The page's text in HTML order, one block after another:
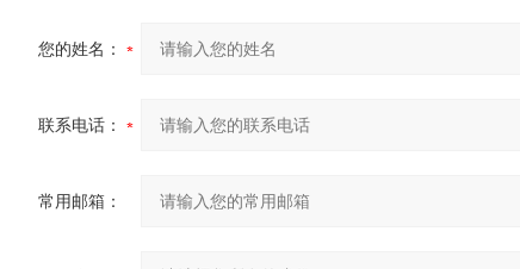
您的姓名：
联系电话：
常用邮箱：